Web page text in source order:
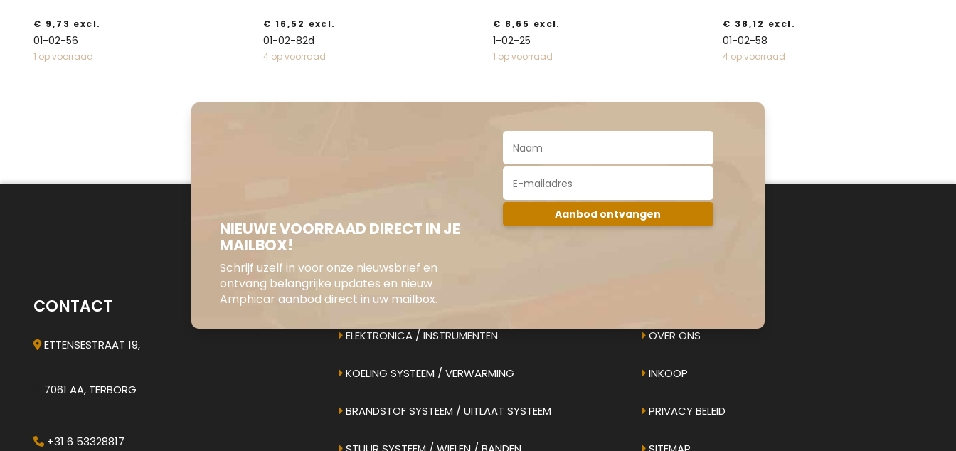
€ 9,73 excl.
01-02-56
1 op voorraad
€ 16,52 excl.
01-02-82d
4 op voorraad
€ 8,65 excl.
1-02-25
1 op voorraad
€ 38,12 excl.
01-02-58
4 op voorraad
NIEUWE VOORRAAD DIRECT IN JE
MAILBOX!
Schrijf uzelf in voor onze nieuwsbrief en
ontvang belangrijke updates en nieuw
Amphicar aanbod direct in uw mailbox.
CONTACT
ETTENSESTRAAT 19,
7061 AA, TERBORG
+31 6 53328817
ONS AANBOD
ELEKTRONICA / INSTRUMENTEN
KOELING SYSTEEM / VERWARMING
BRANDSTOF SYSTEEM / UITLAAT SYSTEEM
OVER ONS
INKOOP
PRIVACY BELEID